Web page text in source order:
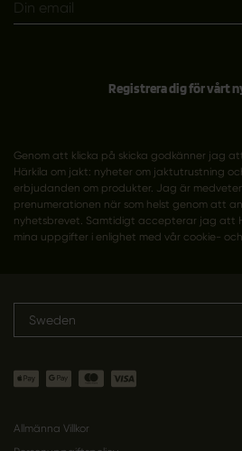
Registrera dig för vårt
Genom att klicka på skicka godkänner jag
Härkila om jakt: nyheter om jaktutrustning
erbjudanden om produkter. Jag är
prenumerationen när som helst genom att
nyhetsbrevet. Samtidigt accepterar jag att
mina uppgifter i enlighet med vår cookie- och
Sweden
Allmänna Villkor